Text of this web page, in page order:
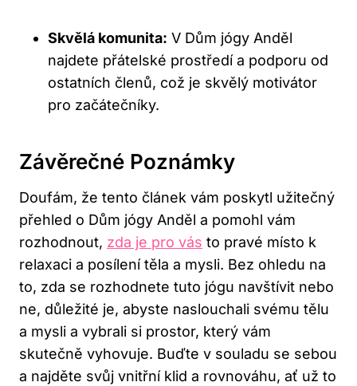
Skvělá komunita: V Dům jógy Anděl
najdete přátelské prostředí a podporu od
ostatních členů, což je skvělý motivátor
pro začátečníky.
Závěrečné Poznámky
Doufám, že tento článek vám poskytl užitečný
přehled o Dům jógy Anděl a pomohl vám
rozhodnout, zda je pro vás to pravé místo k
relaxaci a posílení těla a mysli. Bez ohledu na
to, zda se rozhodnete tuto jógu navštívit nebo
ne, důležité je, abyste naslouchali svému tělu
a mysli a vybrali si prostor, který vám
skutečně vyhovuje. Buďte v souladu se sebou
a najděte svůj vnitřní klid a rovnováhu, ať už to